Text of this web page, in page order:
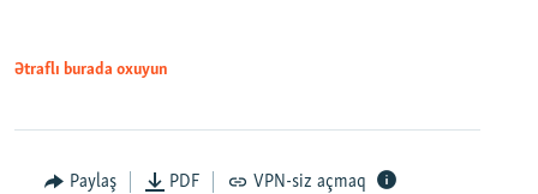
Ətraflı burada oxuyun
Paylaş PDF VPN-siz açmaq